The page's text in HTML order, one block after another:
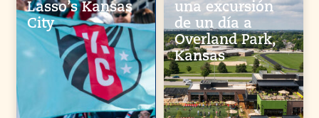
Lasso’s Kansas
City
una excursión
de un día a
Overland Park,
Kansas